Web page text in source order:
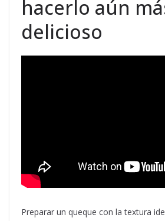
hacerlo aún
delicioso
Preparar un queque con la textura